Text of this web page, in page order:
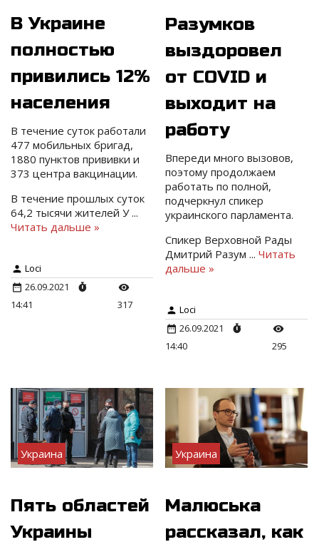
В Украине
полностью
привились 12%
населения
В течение суток работали
477 мобильных бригад,
1880 пунктов прививки и
373 центра вакцинации.
В течение прошлых суток
64,2 тысячи жителей У...
Читать дальше »
Loci
26.09.2021
14:41
317
Разумков
выздоровел
от COVID и
выходит на
работу
Впереди много вызовов,
поэтому продолжаем
работать по полной,
подчеркнул спикер
украинского парламента.
Спикер Верховной Рады
Дмитрий Разум ...Читать
дальше »
Loci
26.09.2021
14:40
295
Украина
Пять областей
Украины
Украина
Малюська
рассказал, как